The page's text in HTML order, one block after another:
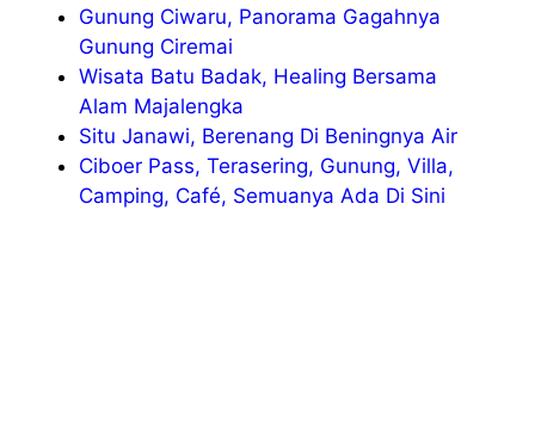
Gunung Ciwaru, Panorama Gagahnya
Gunung Ciremai
Wisata Batu Badak, Healing Bersama
Alam Majalengka
Situ Janawi, Berenang Di Beningnya Air
Ciboer Pass, Terasering, Gunung, Villa,
Camping, Café, Semuanya Ada Di Sini